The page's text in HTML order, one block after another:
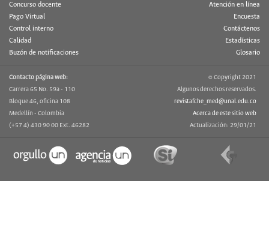
Concurso docente
Pago Virtual
Control interno
Calidad
Buzón de notificaciones
Atención en línea
Encuesta
Contáctenos
Estadísticas
Glosario
Contacto página web:
Carrera 65 No. 59a - 110
Bloque 46, oficina 108
Medellín - Colombia
(+57 4) 430 90 00 Ext. 46282
© Copyright 2021
Algunos derechos reservados.
revistafche_med@unal.edu.co
Acerca de este sitio web
Actualización: 29/01/21